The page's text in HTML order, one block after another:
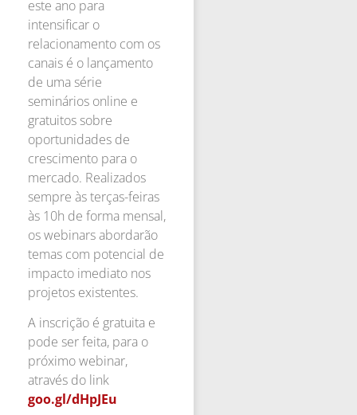
este ano para
intensificar o
relacionamento com os
canais é o lançamento
de uma série
seminários online e
gratuitos sobre
oportunidades de
crescimento para o
mercado. Realizados
sempre às terças-feiras
às 10h de forma mensal,
os webinars abordarão
temas com potencial de
impacto imediato nos
projetos existentes.
A inscrição é gratuita e
pode ser feita, para o
próximo webinar,
através do link
goo.gl/dHpJEu